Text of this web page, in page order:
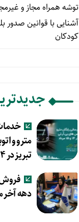
توشه همراه مجاز و
آشنایی با قوانین صدور
کودکان
تبریز در ۱۴ و ۱۵ مرداد
دهه آخر